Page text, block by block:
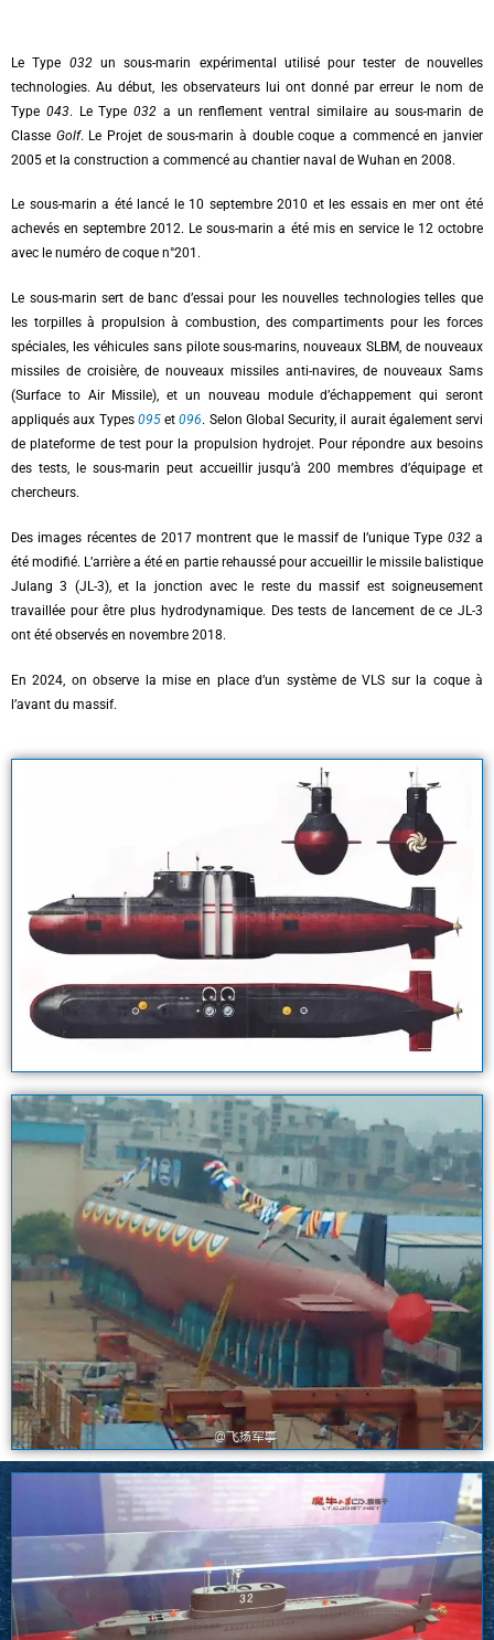
Le Type 032un sous-marin expérimental utilisé pour tester de nouvelles
technologies. Au début, les observateurs lui ont donné par erreur le nom de
Type 043. Le Type 032 a un renflement ventral similaire au sous-marin de
Classe Golf. Le Projet de sous-marin à double coque a commencé en janvier
2005 et la construction a commencé au chantier naval de Wuhan en 2008.
Le sous-marin a été lancé le 10 septembre 2010 et les essais en mer ont été
achevés en septembre 2012. Le sous-marin a été mis en service le 12 octobre
avec le numéro de coque n°201.
Le sous-marin sert de banc d’essai pour les nouvelles technologies telles que
les torpilles à propulsion à combustion, des compartiments pour les forces
spéciales, les véhicules sans pilote sous-marins, nouveaux SLBM, de nouveaux
missiles de croisière, de nouveaux missiles anti-navires, de nouveaux Sams
(Surface to Air Missile), et un nouveau module d’échappement qui seront
appliqués aux Types 095et096. Selon Global Security, il aurait également servi
de plateforme de test pour la propulsion hydrojet. Pour répondre aux besoins
des tests, le sous-marin peut accueillir jusqu’à 200 membres d’équipage et
chercheurs.
Des images récentes de 2017 montrent que le massif de l’unique Type 032a
été modifié. L’arrière a été en partie rehaussé pour accueillir le missile balistique
Julang 3 (JL-3), et la jonction avec le reste du massif est soigneusement
travaillée pour être plus hydrodynamique. Des tests de lancement de ce JL-3
ont été observés en novembre 2018.
En 2024, on observe la mise en place d’un système de VLS sur la coque à
l’avant du massif.